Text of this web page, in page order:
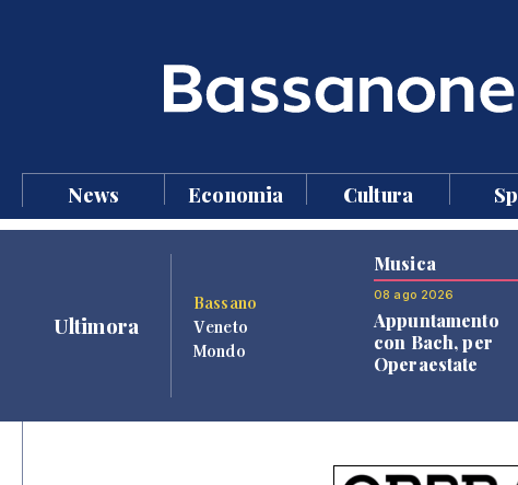
News Economia Cultura
Ultimora
Bassano
Veneto
Mondo
Musica
08 ago 2026
Appuntamento
con Bach, per
Operaestate